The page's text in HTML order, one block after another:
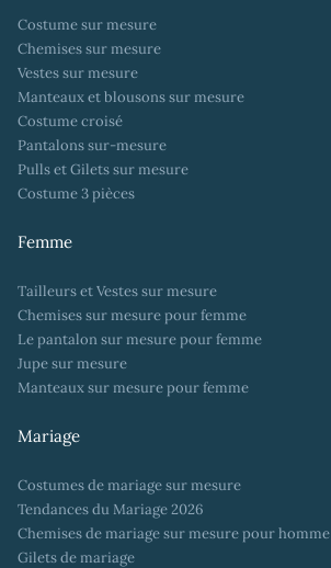
Costume sur mesure
Chemises sur mesure
Vestes sur mesure
Manteaux et blousons sur mesure
Costume croisé
Pantalons sur-mesure
Pulls et Gilets sur mesure
Costume 3 pièces
Femme
Tailleurs et Vestes sur mesure
Chemises sur mesure pour femme
Le pantalon sur mesure pour femme
Jupe sur mesure
Manteaux sur mesure pour femme
Mariage
Costumes de mariage sur mesure
Tendances du Mariage 2026
Chemises de mariage sur mesure pour homme
Gilets de mariage